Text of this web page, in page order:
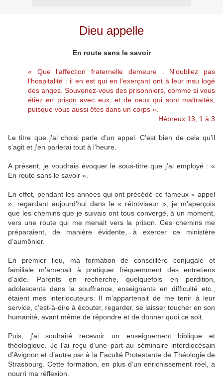
Dieu appelle
En route sans le savoir
« Que l’affection fraternelle demeure . N’oubliez pas
l’hospitalité : il en est qui en l’exerçant ont à leur insu logé
des anges. Souvenez-vous des prisonniers, comme si vous
étiez en prison avec eux, et de ceux qui sont maltraités,
puisque vous aussi êtes dans un corps ».
Hébreux 13, 1 à 3
Le titre que j’ai choisi parle d’un appel. C’est bien de cela qu’il
s’agit et j’en parlerai tout à l’heure.
A présent, je voudrais évoquer le sous-titre que j’ai employé : «
En route sans le savoir ».
En effet, pendant les années qui ont précédé ce fameux « appel
», regardant aujourd’hui dans le « rétroviseur », je m’aperçois
que les chemins que je suivais ont tous convergé, à un moment,
vers une route qui me menait vers la prison. Ces chemins me
préparaient, de manière évidente, à exercer ce ministère
d’aumônier.
En premier lieu, ma formation de conseillère conjugale et
familiale m’amenait à pratiquer fréquemment des entretiens
d’aide. Parents en recherche, quelquefois en perdition,
adolescents dans la souffrance, enseignants en difficulté etc.,
étaient mes interlocuteurs. Il m’appartenait de me tenir à leur
service, c'est-à-dire à écouter, regarder, se laisser toucher en son
humanité, avant même de répondre et de donner quoi ce soit.
Puis, j’ai souhaité recevoir un enseignement biblique et
théologique. Je l’ai reçu d’une part au séminaire interdiocésain
d’Avignon et d’autre par à la Faculté Protestante de Théologie de
Strasbourg. Cette formation, en plus d’un enrichissement réel, a
nourri ma réflexion.